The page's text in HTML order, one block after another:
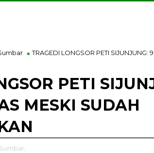
TRAGEDI LONGSOR PETI SIJUNJUNG:
PETI
MESKI SUDAH
Sumbar,